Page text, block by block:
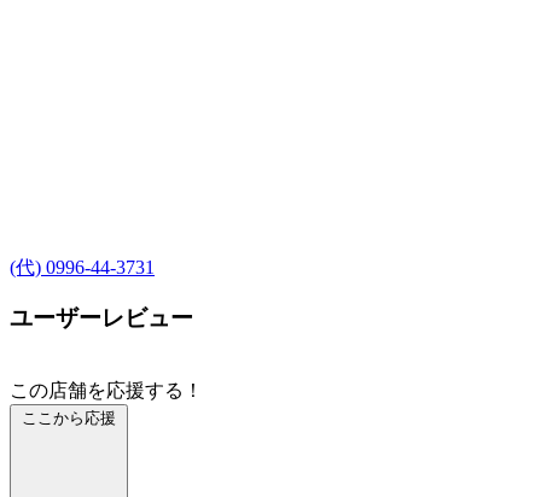
(代) 0996-44-3731
ユーザーレビュー
この店舗を応援する！
ここから応援